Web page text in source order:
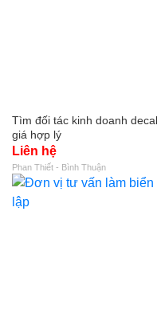
Tìm đối tác kinh doanh
giá hợp lý
Liên hệ
Phan Thiết - Bình Thuận